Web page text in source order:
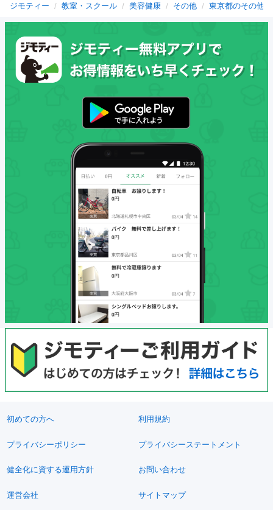
ジモティー 教室・スクール 美容健康 その他 東京都のその他
初めての方へ 利用規約
プライバシーポリシー プライバシーステートメント
健全化に資する運用方針 お問い合わせ
運営会社 サイトマップ